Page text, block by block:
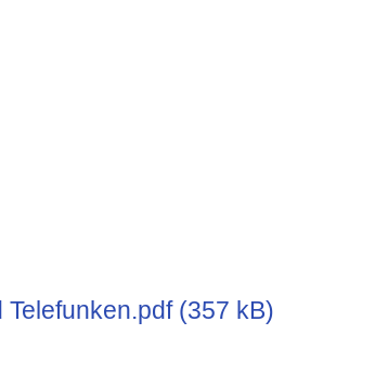
(357 kB)